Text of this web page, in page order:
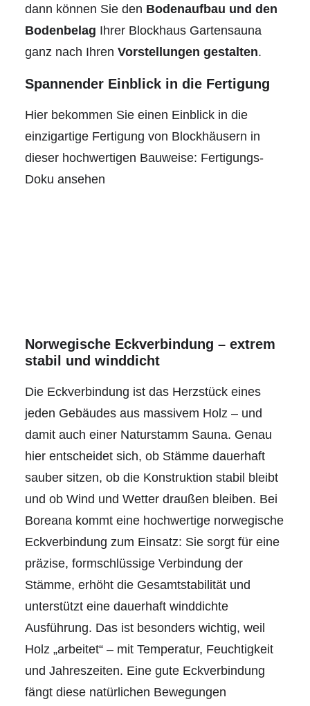
dann können Sie den Bodenaufbau und den
Bodenbelag Ihrer Blockhaus Gartensauna
ganz nach Ihren Vorstellungen gestalten.
Spannender Einblick in die Fertigung
Hier bekommen Sie einen Einblick in die
einzigartige Fertigung von Blockhäusern in
dieser hochwertigen Bauweise: Fertigungs-
Doku ansehen
Norwegische Eckverbindung – extrem
stabil und winddicht
Die Eckverbindung ist das Herzstück eines
jeden Gebäudes aus massivem Holz – und
damit auch einer Naturstamm Sauna. Genau
hier entscheidet sich, ob Stämme dauerhaft
sauber sitzen, ob die Konstruktion stabil bleibt
und ob Wind und Wetter draußen bleiben. Bei
Boreana kommt eine hochwertige norwegische
Eckverbindung zum Einsatz: Sie sorgt für eine
präzise, formschlüssige Verbindung der
Stämme, erhöht die Gesamtstabilität und
unterstützt eine dauerhaft winddichte
Ausführung. Das ist besonders wichtig, weil
Holz „arbeitet“ – mit Temperatur, Feuchtigkeit
und Jahreszeiten. Eine gute Eckverbindung
fängt diese natürlichen Bewegungen